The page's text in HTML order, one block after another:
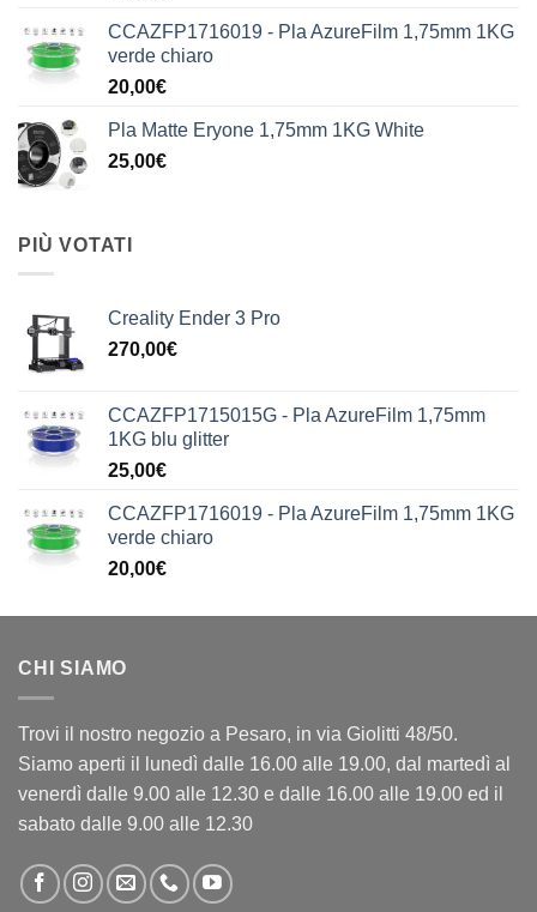
CCAZFP1716019 - Pla AzureFilm 1,75mm 1KG
verde chiaro
20,00€
Pla Matte Eryone 1,75mm 1KG White
25,00€
PIÙ VOTATI
Creality Ender 3 Pro
270,00€
CCAZFP1715015G - Pla AzureFilm 1,75mm
1KG blu glitter
25,00€
CCAZFP1716019 - Pla AzureFilm 1,75mm 1KG
verde chiaro
20,00€
CHI SIAMO
Trovi il nostro negozio a Pesaro, in via Giolitti 48/50.
Siamo aperti il lunedì dalle 16.00 alle 19.00, dal martedì al
venerdì dalle 9.00 alle 12.30 e dalle 16.00 alle 19.00 ed il
sabato dalle 9.00 alle 12.30